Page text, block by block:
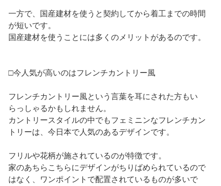
一方で、国産建材を使うと契約してから着工までの時間
が短いです。
国産建材を使うことには多くのメリットがあるのです。
□今人気が高いのはフレンチカントリー風
フレンチカントリー風という言葉を耳にされた方もい
らっしゃるかもしれません。
カントリースタイルの中でもフェミニンなフレンチカン
トリーは、今日本で人気のあるデザインです。
フリルや花柄が施されているのが特徴です。
家のあちらこちらにデザインがちりばめられているので
はなく、ワンポイントで配置されているものが多いで